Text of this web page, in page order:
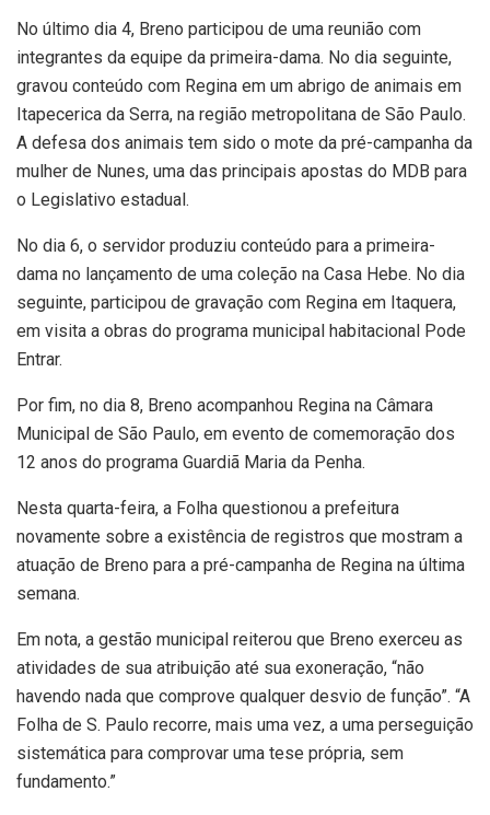
No último dia 4, Breno participou de uma reunião com
integrantes da equipe da primeira-dama. No dia seguinte,
gravou conteúdo com Regina em um abrigo de animais em
Itapecerica da Serra, na região metropolitana de São Paulo.
A defesa dos animais tem sido o mote da pré-campanha da
mulher de Nunes, uma das principais apostas do MDB para
o Legislativo estadual.
No dia 6, o servidor produziu conteúdo para a primeira-
dama no lançamento de uma coleção na Casa Hebe. No dia
seguinte, participou de gravação com Regina em Itaquera,
em visita a obras do programa municipal habitacional Pode
Entrar.
Por fim, no dia 8, Breno acompanhou Regina na Câmara
Municipal de São Paulo, em evento de comemoração dos
12 anos do programa Guardiã Maria da Penha.
Nesta quarta-feira, a Folha questionou a prefeitura
novamente sobre a existência de registros que mostram a
atuação de Breno para a pré-campanha de Regina na última
semana.
Em nota, a gestão municipal reiterou que Breno exerceu as
atividades de sua atribuição até sua exoneração, “não
havendo nada que comprove qualquer desvio de função”. “A
Folha de S. Paulo recorre, mais uma vez, a uma perseguição
sistemática para comprovar uma tese própria, sem
fundamento.”